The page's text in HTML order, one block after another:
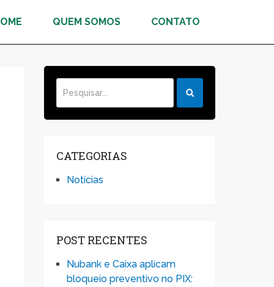
QUEM SOMOS CONTATO
CATEGORIAS
Notícias
POST RECENTES
Nubank e Caixa aplicam
bloqueio preventivo no PIX: